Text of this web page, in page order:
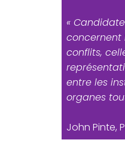
«
concernent
conflits,
entre les
organes
John Pinte,